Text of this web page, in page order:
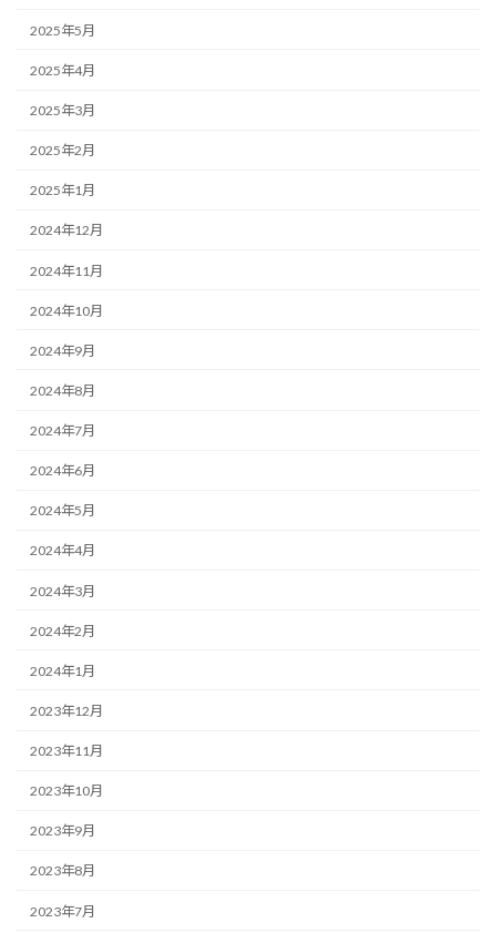
2025年5月
2025年4月
2025年3月
2025年2月
2025年1月
2024年12月
2024年11月
2024年10月
2024年9月
2024年8月
2024年7月
2024年6月
2024年5月
2024年4月
2024年3月
2024年2月
2024年1月
2023年12月
2023年11月
2023年10月
2023年9月
2023年8月
2023年7月